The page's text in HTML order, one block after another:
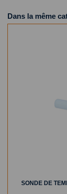
Dans la même
SONDE DE